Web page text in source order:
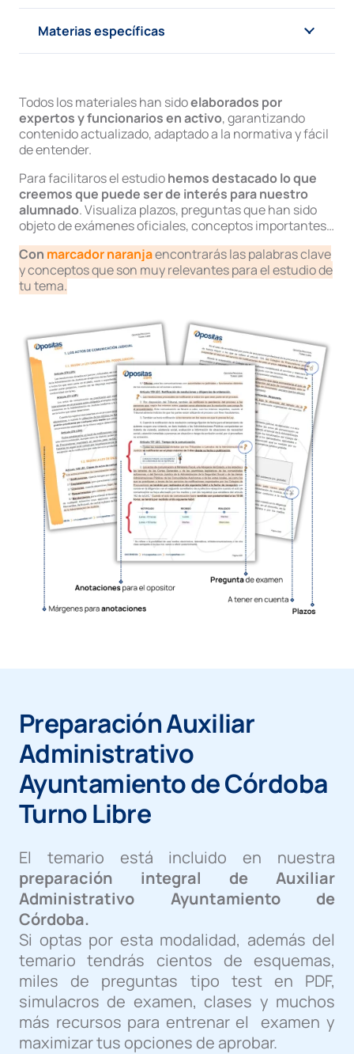
Materias específicas
Todos los materiales han sidoelaborados por
expertos y funcionarios en activo, garantizando
contenido actualizado, adaptado a la normativa y fácil
de entender.
Para facilitaros el estudiohemos destacado lo que
creemos que puede ser de interés para nuestro
alumnado. Visualiza plazos, preguntas que han sido
objeto de exámenes oficiales, conceptos importantes…
Con marcador naranjaencontrarás las palabras clave
y conceptos que son muy relevantes para el estudio de
tu tema.
Preparación Auxiliar
Administrativo
Ayuntamiento de Córdoba
Turno Libre
El temario está incluido en nuestra
preparación integral de Auxiliar
Administrativo Ayuntamiento de
Córdoba.
Si optas por esta modalidad, además del
temario tendrás cientos de esquemas,
miles de preguntas tipo test en PDF,
simulacros de examen, clases y muchos
más recursos para entrenar el examen y
maximizar tus opciones de aprobar.